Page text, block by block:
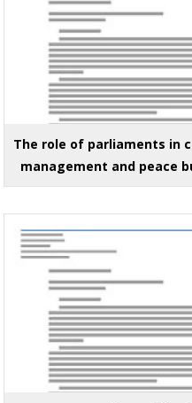
The role of parliaments in
management and peace